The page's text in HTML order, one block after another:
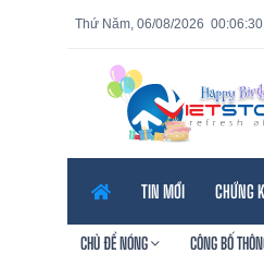
00:06:31
Thứ Năm, 06/08/2026
TIN MỚI CHỨNG
CHỦ ĐỀ NÓNG CÔNG BỐ
Tính năng
năng